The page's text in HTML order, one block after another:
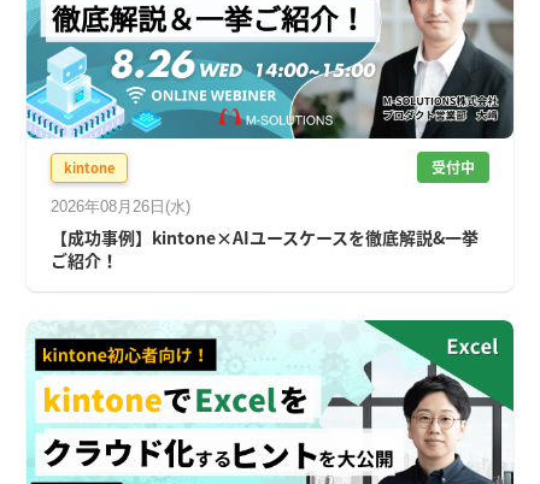
kintone 受付中
2026年08月26日(水)
【成功事例】kintone×AIユースケースを徹底解説&一挙
ご紹介！